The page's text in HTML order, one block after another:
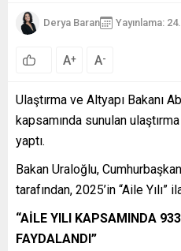
Derya Baran Yayınlama:
A+ A-
Ulaştırma ve Altyapı Bakanı
kapsamında sunulan
yaptı.
Bakan Uraloğlu,
tarafından, 2025’in “Aile Yılı”
“AİLE YILI KAPSAMINDA
FAYDALANDI”